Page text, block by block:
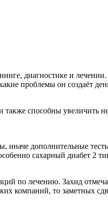
диагностике и
проблемы он создаёт
способны увеличить
иначе дополнительные
сахарный диабет 2
по лечению. Захид
компаний, то заметных